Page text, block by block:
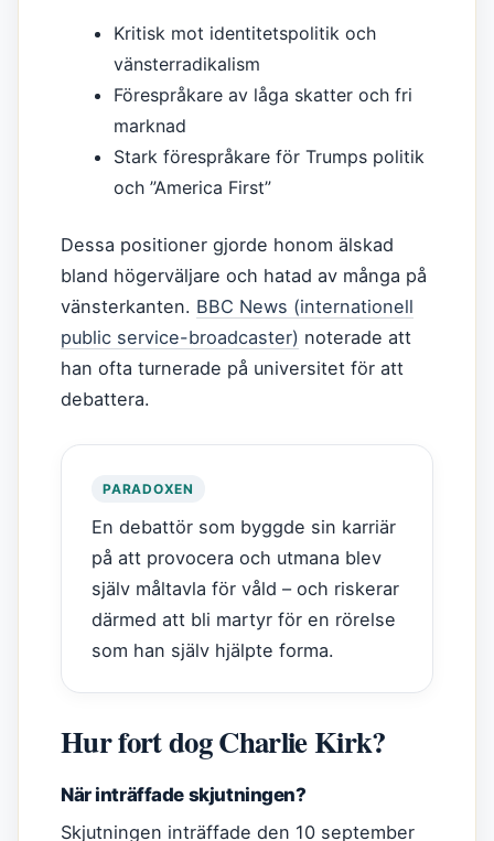
Kritisk mot identitetspolitik och
vänsterradikalism
Förespråkare av låga skatter och fri
marknad
Stark förespråkare för Trumps politik
och ”America First”
Dessa positioner gjorde honom älskad
bland högerväljare och hatad av många på
vänsterkanten. BBC News (internationell
public service-broadcaster) noterade att
han ofta turnerade på universitet för att
debattera.
PARADOXEN
En debattör som byggde sin karriär
på att provocera och utmana blev
själv måltavla för våld – och riskerar
därmed att bli martyr för en rörelse
som han själv hjälpte forma.
Hur fort dog Charlie Kirk?
När inträffade skjutningen?
Skjutningen inträffade den 10 september